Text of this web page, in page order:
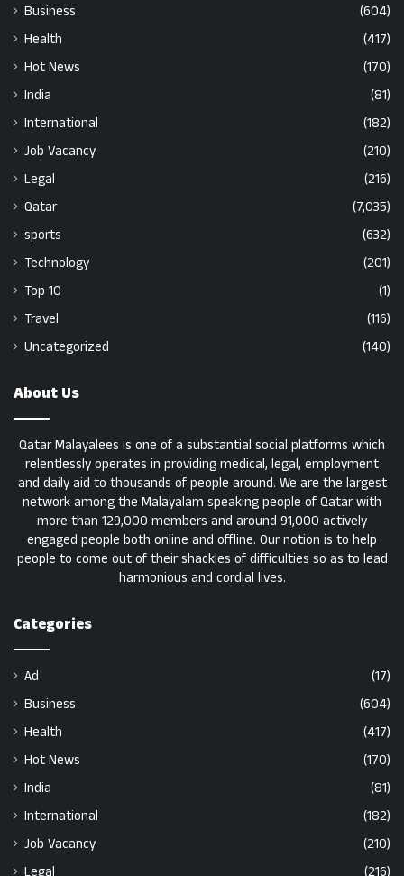
Business
(604)
Health
(417)
Hot News
(170)
India
(81)
International
(182)
Job Vacancy
(210)
Legal
(216)
Qatar
(7,035)
sports
(632)
Technology
(201)
Top 10
(1)
Travel
(116)
Uncategorized
(140)
About Us
Qatar Malayalees is one of a substantial social platforms which
relentlessly operates in providing medical, legal, employment
and daily aid to thousands of people around. We are the largest
network among the Malayalam speaking people of Qatar with
more than 129,000 members and around 91,000 actively
engaged people both online and offline. Our notion is to help
people to come out of their shackles of difficulties so as to lead
harmonious and cordial lives.
Categories
Ad
(17)
Business
(604)
Health
(417)
Hot News
(170)
India
(81)
International
(182)
Job Vacancy
(210)
Legal
(216)